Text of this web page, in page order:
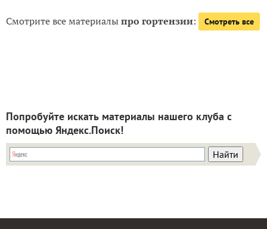
Смотрите все материалыпро гортензии: Смотреть все
Попробуйте искать материалы нашего клуба с
помощью Яндекс.Поиск!